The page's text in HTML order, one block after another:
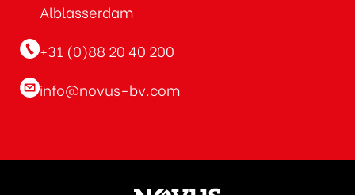
Alblasserdam
+31 (0)88 20 40 200
info@novus-bv.com